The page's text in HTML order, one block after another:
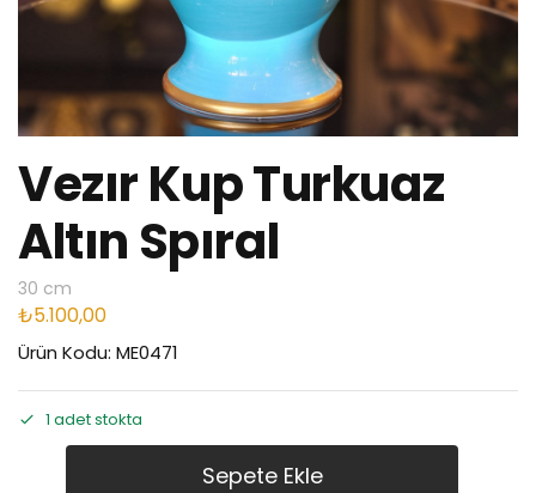
Vezır Kup Turkuaz
Altın Spıral
30 cm
₺5.100,00
Ürün Kodu: ME0471
1 adet stokta
Sepete Ekle